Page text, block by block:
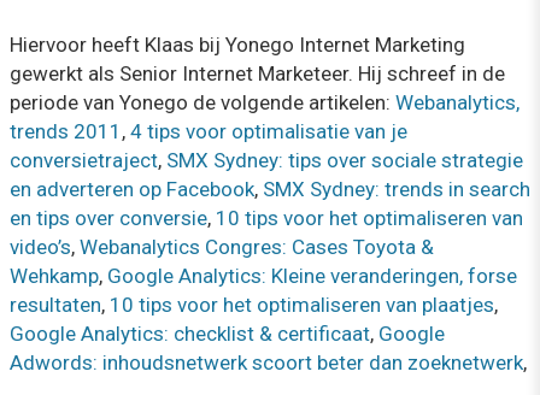
Hiervoor heeft Klaas bij Yonego Internet Marketing
gewerkt als Senior Internet Marketeer. Hij schreef in de
periode van Yonego de volgende artikelen: Webanalytics,
trends 2011 , 4 tips voor optimalisatie van je
conversietraject, SMX Sydney: tips over sociale strategie
en adverteren op Facebook, SMX Sydney: trends in search
en tips over conversie, 10 tips voor het optimaliseren van
video’s, Webanalytics Congres: Cases Toyota &
Wehkamp, Google Analytics: Kleine veranderingen, forse
resultaten, 10 tips voor het optimaliseren van plaatjes,
Google Analytics: checklist & certificaat, Google
Adwords: inhoudsnetwerk scoort beter dan zoeknetwerk,